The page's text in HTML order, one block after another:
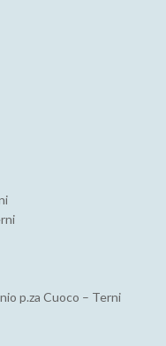
p.za Cuoco – Terni